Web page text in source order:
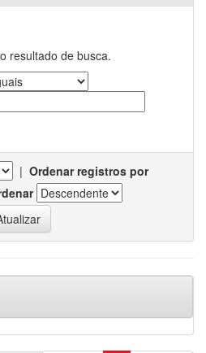
resultado de busca.
| Ordenar registros por